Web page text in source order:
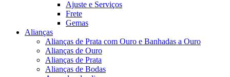
Ajuste e Serviços
Frete
Gemas
Alianças
Alianças de Prata com Ouro e Banhadas a Ouro
Alianças de Ouro
Alianças de Prata
Alianças de Bodas